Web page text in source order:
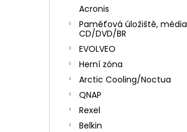
Acronis
Paměťová úložiště, média
CD/DVD/BR
EVOLVEO
Herní zóna
Arctic Cooling/Noctua
QNAP
Rexel
Belkin